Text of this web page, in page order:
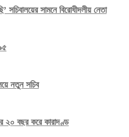
সচিবালয়ের সামনে বিরোধীদলীয় নেতা
নতুন সচিব
২০ বছর করে কারাদণ্ড